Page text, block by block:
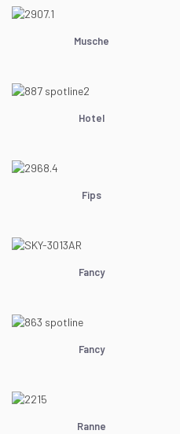
Musche
Hotel
Fips
Fancy
Fancy
Ranne